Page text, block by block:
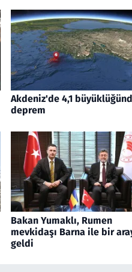
Akdeniz'de 4,1
deprem
Bakan Yumaklı, Rumen
mevkidaşı Barna ile bir
geldi